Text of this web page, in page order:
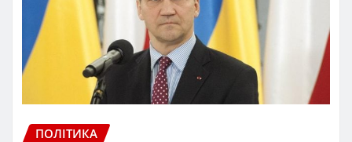
ПОЛІТИКА